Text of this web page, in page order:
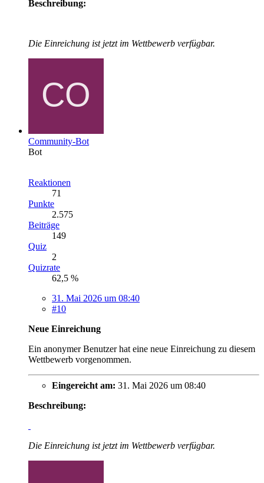
Beschreibung:
Die Einreichung ist jetzt im Wettbewerb verfügbar.
Community-Bot
Bot
Reaktionen
71
Punkte
2.575
Beiträge
149
Quiz
2
Quizrate
62,5 %
31. Mai 2026 um 08:40
#10
Neue Einreichung
Ein anonymer Benutzer hat eine neue Einreichung zu diesem
Wettbewerb vorgenommen.
Eingereicht am: 31. Mai 2026 um 08:40
Beschreibung:
Die Einreichung ist jetzt im Wettbewerb verfügbar.